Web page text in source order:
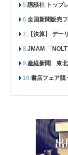
講談社 トップ
全国新聞販売
【決算】 デー
JMAM 「
産経新聞 東北
書店フェア競